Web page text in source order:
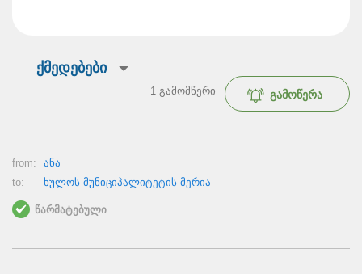
ქმედებები
გამოწერა
1 გამომწერი
from:
ანა
to:
ხულოს მუნიციპალიტეტის მერია
წარმატებული